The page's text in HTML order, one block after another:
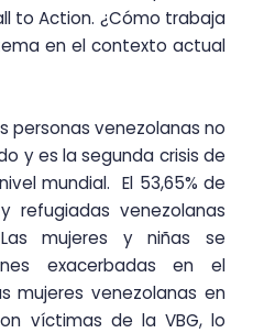
to Action. ¿Cómo trabaja
en el contexto actual
personas venezolanas no
y es la segunda crisis de
mundial. El 53,65% de
refugiadas venezolanas
mujeres y niñas se
exacerbadas en el
mujeres venezolanas en
víctimas de la VBG, lo